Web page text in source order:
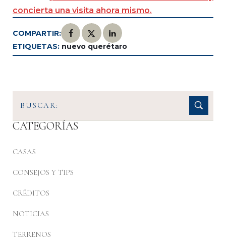
concierta una visita ahora mismo.
COMPARTIR:
ETIQUETAS: nuevo querétaro
CATEGORÍAS
CASAS
CONSEJOS Y TIPS
CRÉDITOS
NOTICIAS
TERRENOS